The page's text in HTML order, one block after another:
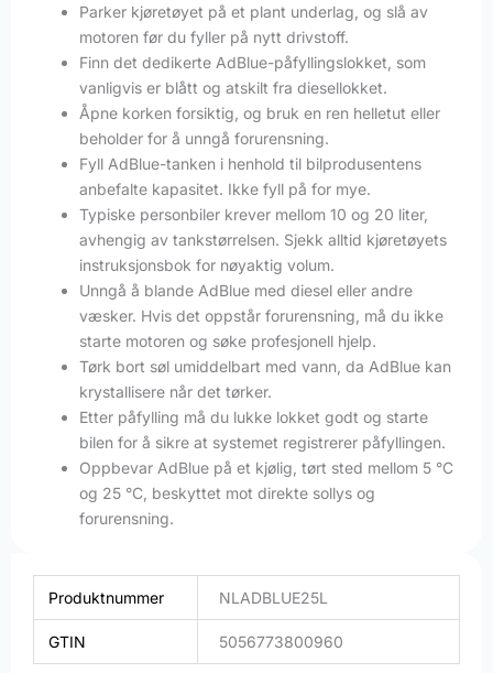
Parker kjøretøyet på et plant underlag, og slå av
motoren før du fyller på nytt drivstoff.
Finn det dedikerte AdBlue-påfyllingslokket, som
vanligvis er blått og atskilt fra diesellokket.
Åpne korken forsiktig, og bruk en ren helletut eller
beholder for å unngå forurensning.
Fyll AdBlue-tanken i henhold til bilprodusentens
anbefalte kapasitet. Ikke fyll på for mye.
Typiske personbiler krever mellom 10 og 20 liter,
avhengig av tankstørrelsen. Sjekk alltid kjøretøyets
instruksjonsbok for nøyaktig volum.
Unngå å blande AdBlue med diesel eller andre
væsker. Hvis det oppstår forurensning, må du ikke
starte motoren og søke profesjonell hjelp.
Tørk bort søl umiddelbart med vann, da AdBlue kan
krystallisere når det tørker.
Etter påfylling må du lukke lokket godt og starte
bilen for å sikre at systemet registrerer påfyllingen.
Oppbevar AdBlue på et kjølig, tørt sted mellom 5 °C
og 25 °C, beskyttet mot direkte sollys og
forurensning.
Produktnummer NLADBLUE25L
GTIN 5056773800960